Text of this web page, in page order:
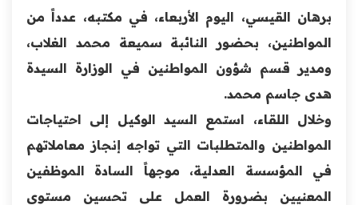
برهان القيسي، اليوم الأربعاء، في مكتبه، عدداً من
المواطنين، بحضور النائبة سميعة محمد الغلاب،
ومدير قسم شؤون المواطنين في الوزارة السيدة
هدى جاسم محمد.
وخلال اللقاء، استمع السيد الوكيل إلى احتياجات
المواطنين والمتطلبات التي تواجه إنجاز معاملاتهم
في المؤسسة العدلية، موجهاً السادة الموظفين
المعنيين بضرورة العمل على تحسين مستوى